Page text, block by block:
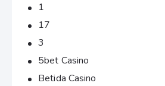
1
17
3
5bet Casino
Betida Casino